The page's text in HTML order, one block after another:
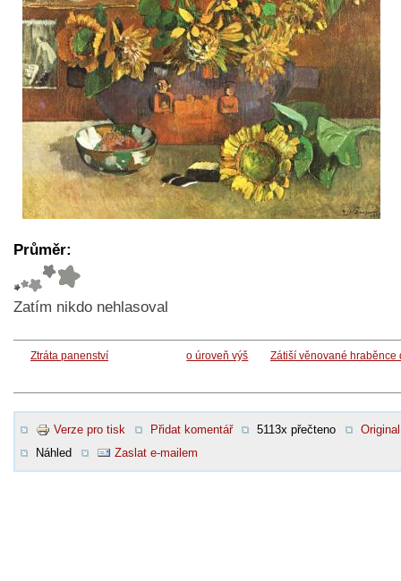
Průměr:
Zatím nikdo nehlasoval
Ztráta panenství o úroveň výš Zátiší věnované hraběnce
Verze pro tisk Přidat komentář 5113x přečteno
Original
Náhled
Zaslat e-mailem